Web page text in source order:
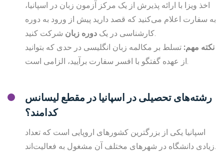
اخذ ویزا با ارائه پذیرش از یک مرکز آزمون زبان در اسپانیا،
به سفارت اعلام می‌کنید که قصد دارید پیش از ورود به دوره
کارشناسی در یک دوره زبان
شرکت کنید.
نکته مهم: تسلط بر مکالمه زبان انگلیسی در حدی که بتوانید
از عهده گفتگو با افسر سفارت برآیید، الزامی است.
رشته‌های تحصیلی در اسپانیا در مقطع لیسانس
کدامند؟
اسپانیا یکی از بزرگترین کشورهای اروپایی است که تعداد
زیادی دانشگاه در شهرهای مختلف آن مشغول به فعالیت‌اند.